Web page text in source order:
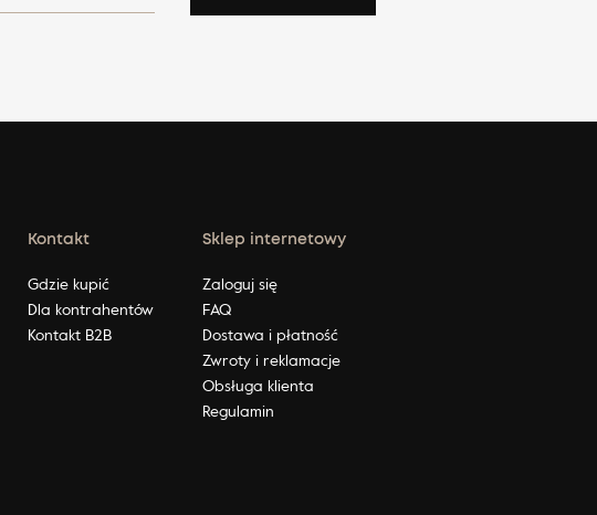
Kontakt
Gdzie kupić
Dla kontrahentów
Kontakt B2B
Sklep internetowy
Zaloguj się
FAQ
Dostawa i płatność
Zwroty i reklamacje
Obsługa klienta
Regulamin